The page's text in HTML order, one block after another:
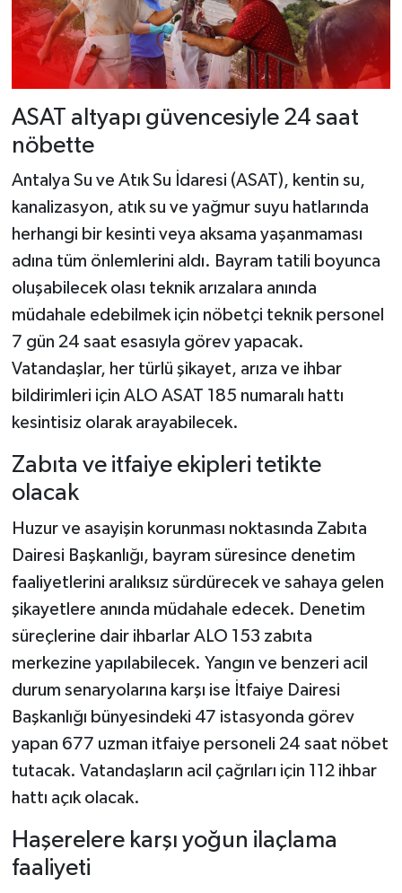
ASAT altyapı güvencesiyle 24 saat
nöbette
Antalya Su ve Atık Su İdaresi (ASAT), kentin su,
kanalizasyon, atık su ve yağmur suyu hatlarında
herhangi bir kesinti veya aksama yaşanmaması
adına tüm önlemlerini aldı. Bayram tatili boyunca
oluşabilecek olası teknik arızalara anında
müdahale edebilmek için nöbetçi teknik personel
7 gün 24 saat esasıyla görev yapacak.
Vatandaşlar, her türlü şikayet, arıza ve ihbar
bildirimleri için ALO ASAT 185 numaralı hattı
kesintisiz olarak arayabilecek.
Zabıta ve itfaiye ekipleri tetikte
olacak
Huzur ve asayişin korunması noktasında Zabıta
Dairesi Başkanlığı, bayram süresince denetim
faaliyetlerini aralıksız sürdürecek ve sahaya gelen
şikayetlere anında müdahale edecek. Denetim
süreçlerine dair ihbarlar ALO 153 zabıta
merkezine yapılabilecek. Yangın ve benzeri acil
durum senaryolarına karşı ise İtfaiye Dairesi
Başkanlığı bünyesindeki 47 istasyonda görev
yapan 677 uzman itfaiye personeli 24 saat nöbet
tutacak. Vatandaşların acil çağrıları için 112 ihbar
hattı açık olacak.
Haşerelere karşı yoğun ilaçlama
faaliyeti